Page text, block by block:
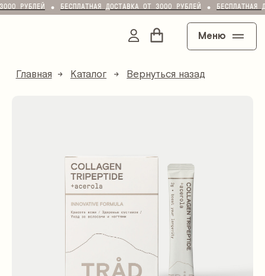
РУБЛЕЙ БЕСПЛАТНАЯ ДОСТАВКА ОТ 3000 РУБЛЕЙ БЕСПЛАТНАЯ
Меню